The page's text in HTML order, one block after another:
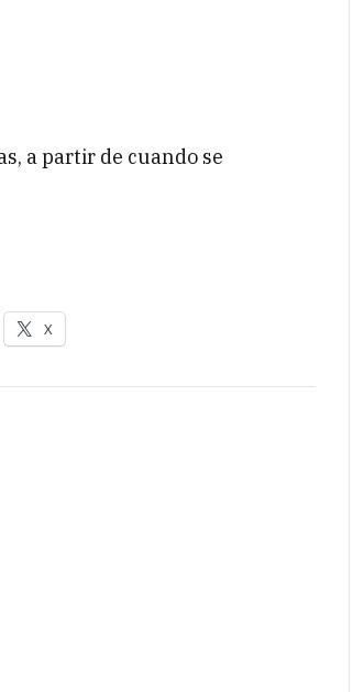
a partir de cuando se
X